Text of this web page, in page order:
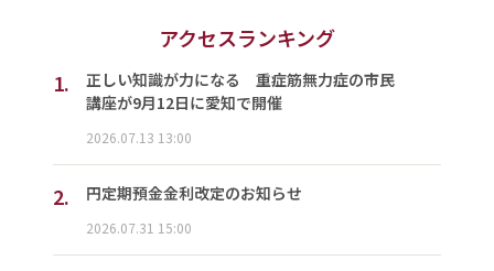
アクセスランキング
1.
正しい知識が力になる 重症筋無力症の市民
講座が9月12日に愛知で開催
2026.07.13 13:00
2. 円定期預金金利改定のお知らせ
2026.07.31 15:00